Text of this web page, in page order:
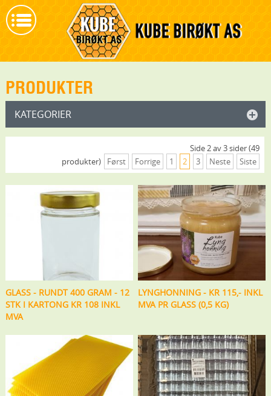
PRODUKTER
KATEGORIER
Side 2 av 3 sider (49
produkter)
Først Forrige 1 2 3 Neste Siste
GLASS - RUNDT 400 GRAM - 12
STK I KARTONG KR 108 INKL
MVA
LYNGHONNING - KR 115,- INKL
MVA PR GLASS (0,5 KG)